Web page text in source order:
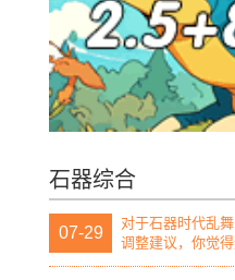
石器综合
07-29
对于石器时代乱
调整建议，你觉得